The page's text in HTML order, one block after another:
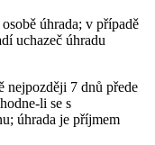
úhrada; v případě
uchazeč úhradu
nejpozději 7 dnů přede
li se s
úhrada je příjmem